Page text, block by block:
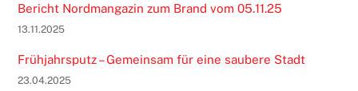
Bericht Nordmangazin zum Brand vom 05.11.25
13.11.2025
Frühjahrsputz – Gemeinsam für eine saubere Stadt
23.04.2025